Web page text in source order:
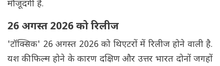
मौजूदगी है.
26 अगस्त 2026 को रिलीज
'टॉक्सिक' 26 अगस्त 2026 को थिएटरों में रिलीज होने वाली है.
यश की फिल्म होने के कारण दक्षिण और उत्तर भारत दोनों जगहों